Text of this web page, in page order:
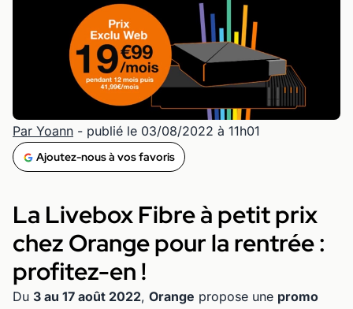
Par Yoann - publié le 03/08/2022 à 11h01
Ajoutez-nous à vos favoris
La Livebox Fibre à petit prix
chez Orange pour la rentrée :
profitez-en !
Du 3 au 17 août 2022, Orange propose une promo